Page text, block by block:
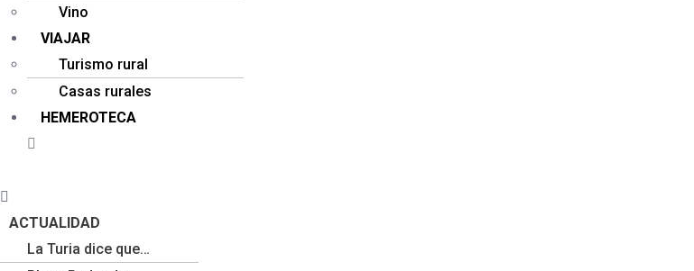
Vino
VIAJAR
Turismo rural
Casas rurales
HEMEROTECA
Menú
ACTUALIDAD
La Turia dice que…